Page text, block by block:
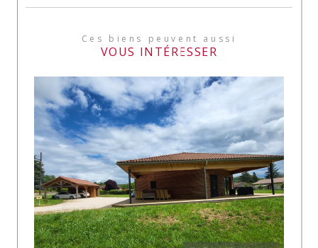
Ces biens peuvent aussi
VOUS INTÉRESSER